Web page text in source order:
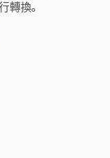
轉換。